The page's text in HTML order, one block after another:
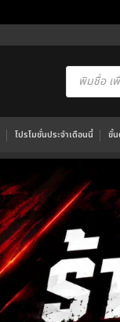
Products
search
โปรโมชั่นประจำเดือนนี้ ขั้